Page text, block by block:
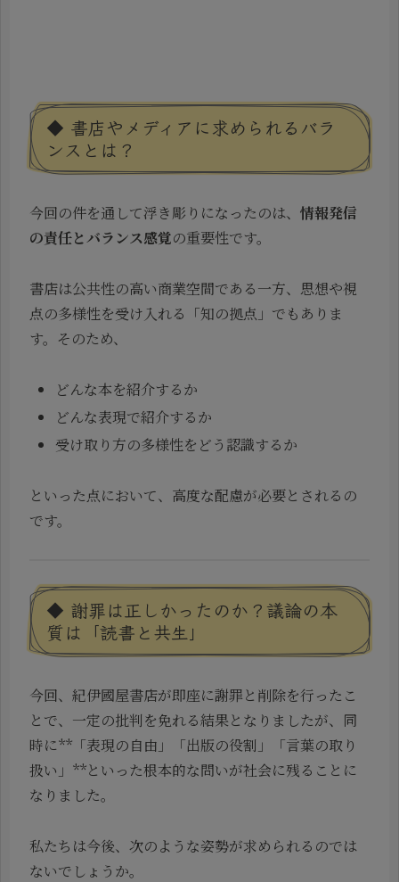
◆ 書店やメディアに求められるバラ
ンスとは？
今回の件を通して浮き彫りになったのは、 情報発信
の責任とバランス感覚の重要性です。
書店は公共性の高い商業空間である一方、思想や視
点の多様性を受け入れる「知の拠点」でもありま
す。そのため、
どんな本を紹介するか
どんな表現で紹介するか
受け取り方の多様性をどう認識するか
といった点において、高度な配慮が必要とされるの
です。
◆ 謝罪は正しかったのか？議論の本
質は「読書と共生」
今回、紀伊國屋書店が即座に謝罪と削除を行ったこ
とで、一定の批判を免れる結果となりましたが、同
時に**「表現の自由」「出版の役割」「言葉の取り
扱い」**といった根本的な問いが社会に残ることに
なりました。
私たちは今後、次のような姿勢が求められるのでは
ないでしょうか。